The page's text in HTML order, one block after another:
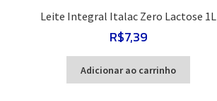
Leite Integral Italac Zero Lactose 1L
R$7,39
Adicionar ao carrinho